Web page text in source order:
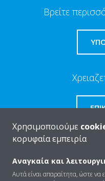
Βρείτε
Ποιοι είμαστε
Χρησιμοποιούμε
κορυφαία εμπειρία
Αναγκαία και
Αυτά είναι απαραίτητα, ώστε να